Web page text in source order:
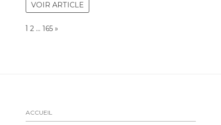
VOIR ARTICLE
Page:
1 2 … 165 NEXT
»
ACCUEIL